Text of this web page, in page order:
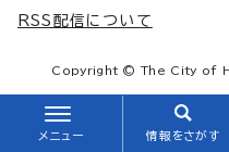
メニュー 情報をさがす
RSS配信について
Copyright © The City of